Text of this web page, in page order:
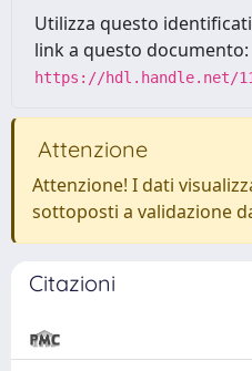
Utilizza questo
link a questo documento:
https://hdl.handle.net/
Attenzione
Attenzione! I dati
sottoposti a validazione
Citazioni